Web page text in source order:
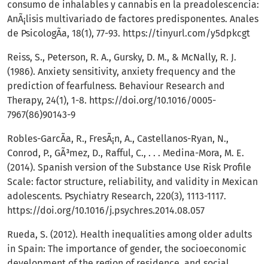
consumo de inhalables y cannabis en la preadolescencia:
AnÃ¡lisis multivariado de factores predisponentes. Anales
de PsicologÃ­a, 18(1), 77-93. https://tinyurl.com/y5dpkcgt
Reiss, S., Peterson, R. A., Gursky, D. M., & McNally, R. J.
(1986). Anxiety sensitivity, anxiety frequency and the
prediction of fearfulness. Behaviour Research and
Therapy, 24(1), 1-8. https://doi.org/10.1016/0005-
7967(86)90143-9
Robles-GarcÃ­a, R., FresÃ¡n, A., Castellanos-Ryan, N.,
Conrod, P., GÃ³mez, D., Rafful, C., . . . Medina-Mora, M. E.
(2014). Spanish version of the Substance Use Risk Profile
Scale: factor structure, reliability, and validity in Mexican
adolescents. Psychiatry Research, 220(3), 1113-1117.
https://doi.org/10.1016/j.psychres.2014.08.057
Rueda, S. (2012). Health inequalities among older adults
in Spain: The importance of gender, the socioeconomic